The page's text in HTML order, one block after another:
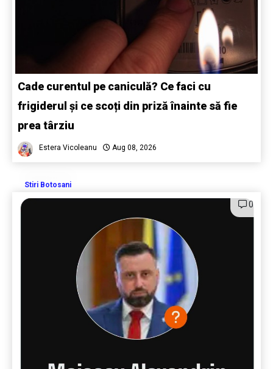
Cade curentul pe caniculă? Ce faci cu
frigiderul și ce scoți din priză înainte să fie
prea târziu
Estera Vicoleanu Aug 08, 2026
Stiri Botosani
0